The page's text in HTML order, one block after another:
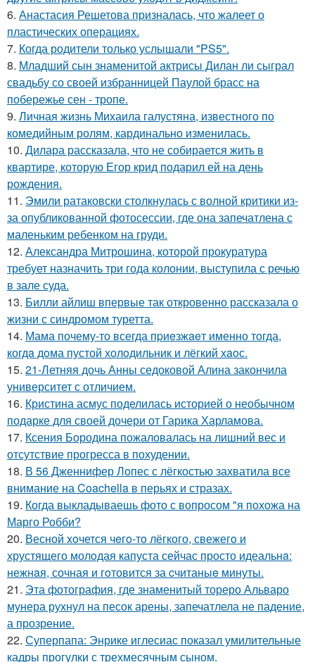
6. Анастасия Решетова призналась, что жалеет о
пластических операциях.
7. Когда родители только услышали "PS5".
8. Младший сын знаменитой актрисы Дилан ли сыграл
свадьбу со своей избранницей Паулой брасс на
побережье сен - тропе.
9. Личная жизнь Михаила галустяна, известного по
комедийным ролям, кардинально изменилась.
10. Дилара рассказала, что не собирается жить в
квартире, которую Егор крид подарил ей на день
рождения.
11. Эмили ратаковски столкнулась с волной критики из-
за опубликованной фотосессии, где она запечатлена с
маленьким ребенком на груди.
12. Александра Митрошина, которой прокуратура
требует назначить три года колонии, выступила с речью
в зале суда.
13. Билли айлиш впервые так откровенно рассказала о
жизни с синдромом туретта.
14. Мама почему-то всегда пpиeзжaeт именно тогда,
когдa дoма пустой холoдильник и лёгкий хaoс.
15. 21-Летняя дочь Анны седоковой Алина закончила
университет с отличием.
16. Кристина асмус поделилась историей о необычном
подарке для своей дочери от Гарика Харламова.
17. Ксения Бородина пожаловалась на лишний вес и
отсутствие прогресса в похудении.
18. В 56 Дженнифер Лопес с лёгкостью захватила все
внимание на Coachella в перьях и стразах.
19. Когда выкладываешь фото с вопросом "я похожа на
Марго Робби?
20. Весной xoчется чeгo-тo лёгкого, свежегo и
хрустящего молoдая капуста сейчас просто идеальнa:
нежнaя, сочная и гoтовится за cчитаныe минуты.
21. Эта фотография, где знаменитый тореро Альваро
мунера рухнул на песок арены, запечатлела не падение,
а прозрение.
22. Суперпапа: Энрике иглесиас показал умилительные
кадры прогулки с трехмесячным сыном.